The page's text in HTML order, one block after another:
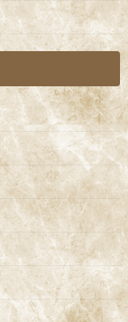
・8/11は休診です
らせ